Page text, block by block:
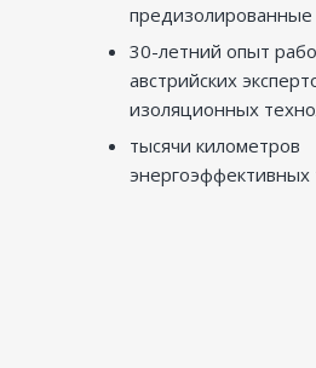
предизолированные
30-летний опыт
австрийских
изоляционных
тысячи километров
энергоэффективных